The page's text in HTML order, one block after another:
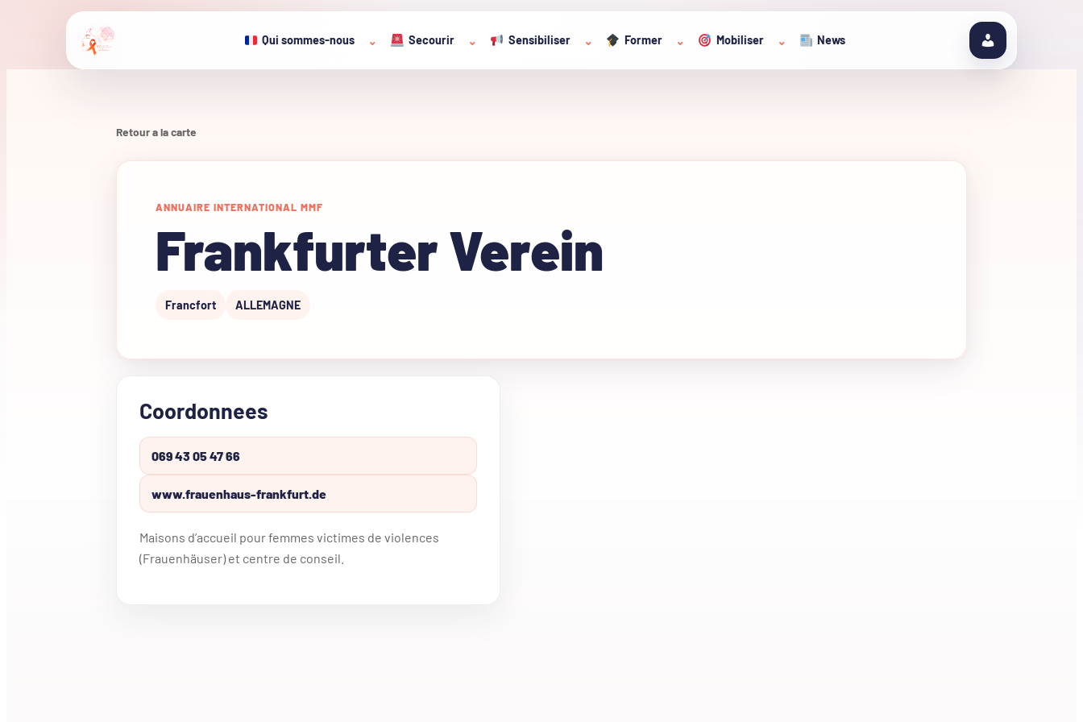
Qui sommes-nous ⌄ Secourir ⌄ Sensibiliser ⌄ Former ⌄ Mobiliser ⌄ News
Retour a la carte
ANNUAIRE INTERNATIONAL MMF
Frankfurter Verein
Francfort ALLEMAGNE
Coordonnees
069 43 05 47 66
www.frauenhaus-frankfurt.de
Maisons d’accueil pour femmes victimes de violences
(Frauenhäuser) et centre de conseil.